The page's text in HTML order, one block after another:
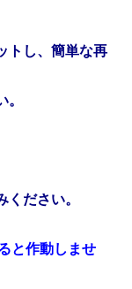
トし、簡単な再
ださい。
と作動しませ